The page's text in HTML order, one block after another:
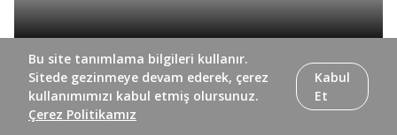
Tarih Söyleşileri'nin 279. bölümünde Prof. Dr. Mehmet
İpşirli ve Dr. Coşkun Yılmaz, yazar Beşir Ayvazoğlu ile
koleksiyoner Nuri Arlasez'i konuşuyor.
Bu site tanımlama bilgileri kullanır.
Sitede gezinmeye devam ederek, çerez
kullanımımızı kabul etmiş olursunuz.
Çerez Politikamız
Kabul
Et